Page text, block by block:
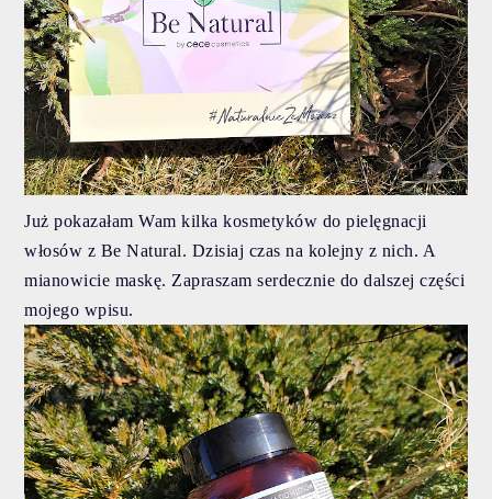
Już pokazałam Wam kilka kosmetyków do pielęgnacji
włosów z Be Natural. Dzisiaj czas na kolejny z nich. A
mianowicie maskę. Zapraszam serdecznie do dalszej części
mojego wpisu.